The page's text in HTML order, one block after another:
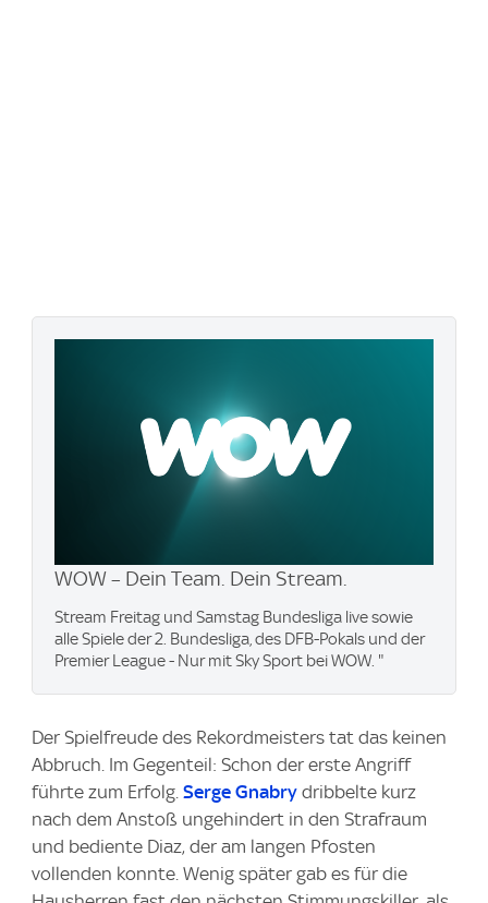
WOW – Dein Team. Dein Stream.
Stream Freitag und Samstag Bundesliga live sowie
alle Spiele der 2. Bundesliga, des DFB-Pokals und der
Premier League - Nur mit Sky Sport bei WOW. "
Der Spielfreude des Rekordmeisters tat das keinen
Abbruch. Im Gegenteil: Schon der erste Angriff
führte zum Erfolg. Serge Gnabry dribbelte kurz
nach dem Anstoß ungehindert in den Strafraum
und bediente Diaz, der am langen Pfosten
vollenden konnte. Wenig später gab es für die